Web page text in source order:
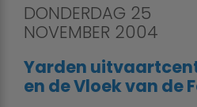
DONDERDAG 25
NOVEMBER 2004
Yarden
en de Vloek van de